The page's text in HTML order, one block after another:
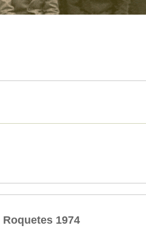
1974